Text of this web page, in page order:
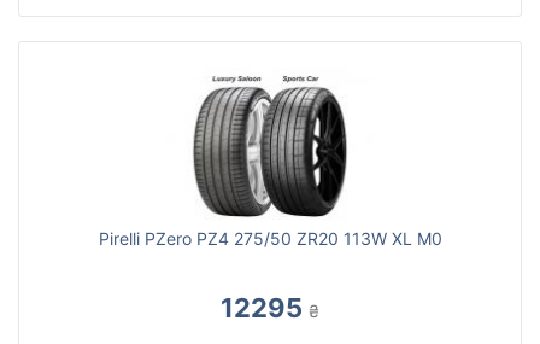
Pirelli PZero PZ4 275/50 ZR20 113W XL M0
12295 ₴